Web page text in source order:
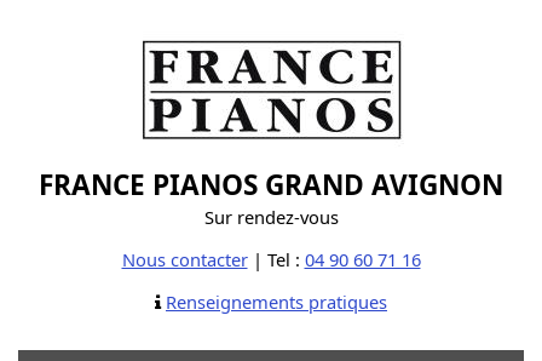
FRANCE PIANOS GRAND AVIGNON
Sur rendez-vous
Nous contacter| Tel : 04 90 60 71 16
Renseignements pratiques